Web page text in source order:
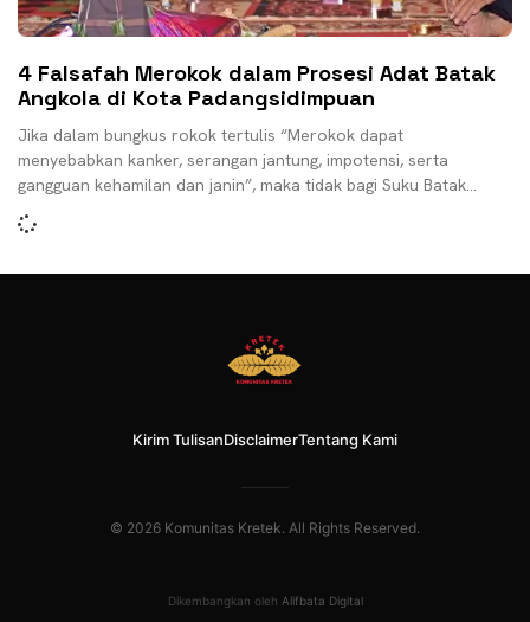
4 Falsafah Merokok dalam Prosesi Adat Batak
Angkola di Kota Padangsidimpuan
Jika dalam bungkus rokok tertulis “Merokok dapat
menyebabkan kanker, serangan jantung, impotensi, serta
gangguan kehamilan dan janin”, maka tidak bagi Suku Batak
Angkola. Bagi mereka,
Kirim TulisanDisclaimerTentang Kami
© 2026 Komunitas Kretek. All Rights Reserved.
Dikembangkan oleh Alifbata Digital